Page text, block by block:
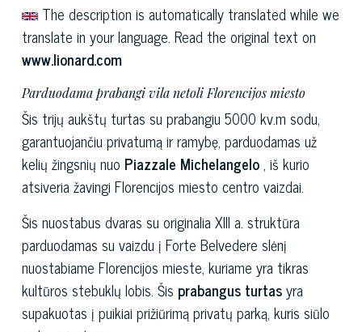
The description is automatically translated while we
translate in your language. Read the original text on
www.lionard.com
Parduodama prabangi vila netoli Florencijos miesto
Šis trijų aukštų turtas su prabangiu 5000 kv.m sodu,
garantuojančiu privatumą ir ramybę, parduodamas už
kelių žingsnių nuo Piazzale Michelangelo, iš kurio
atsiveria žavingi Florencijos miesto centro vaizdai.
Šis nuostabus dvaras su originalia XIII a. struktūra
parduodamas su vaizdu į Forte Belvedere slėnį
nuostabiame Florencijos mieste, kuriame yra tikras
kultūros stebuklų lobis. Šis prabangus turtasyra
supakuotas į puikiai prižiūrimą privatų parką, kuris siūlo